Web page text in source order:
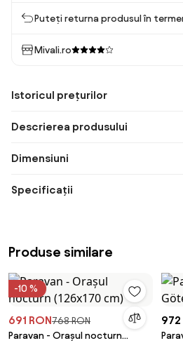
Puteți returna produsul în
Mivali.ro
Istoricul prețurilor
Descrierea produsului
Dimensiuni
Specificații
Produse similare
-10 %
691 RON768 RON
Paravan - Orașul nocturn
972